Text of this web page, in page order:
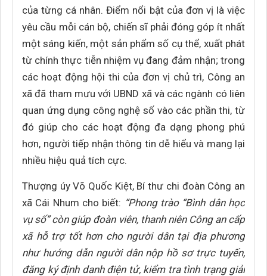
của từng cá nhân. Điểm nổi bật của đơn vị là việc
yêu cầu mỗi cán bộ, chiến sĩ phải đóng góp ít nhất
một sáng kiến, một sản phẩm số cụ thể, xuất phát
từ chính thực tiễn nhiệm vụ đang đảm nhận; trong
các hoạt động hội thi của đơn vị chủ trì, Công an
xã đã tham mưu với UBND xã và các ngành có liên
quan ứng dụng công nghệ số vào các phần thi, từ
đó giúp cho các hoạt động đa dạng phong phú
hơn, người tiếp nhận thông tin dễ hiểu và mang lại
nhiều hiệu quả tích cực.
Thượng úy Võ Quốc Kiệt, Bí thư chi đoàn Công an
xã Cái Nhum cho biết: “Phong trào “Bình dân học
vụ số” còn giúp đoàn viên, thanh niên Công an cấp
xã hỗ trợ tốt hơn cho người dân tại địa phương
như hướng dẫn người dân nộp hồ sơ trực tuyến,
đăng ký định danh điện tử, kiểm tra tình trạng giải